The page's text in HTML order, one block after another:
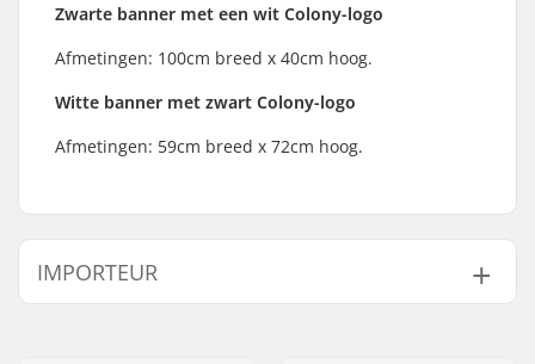
Zwarte banner met een wit Colony-logo
Afmetingen: 100cm breed x 40cm hoog.
Witte banner met zwart Colony-logo
Afmetingen: 59cm breed x 72cm hoog.
IMPORTEUR